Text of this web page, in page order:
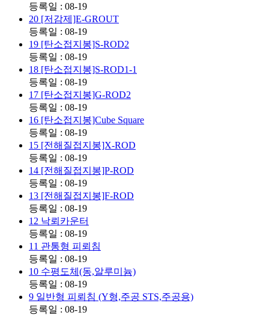
등록일 : 08-19
20 [저감제]E-GROUT
등록일 : 08-19
19 [탄소접지봉]S-ROD2
등록일 : 08-19
18 [탄소접지봉]S-ROD1-1
등록일 : 08-19
17 [탄소접지봉]G-ROD2
등록일 : 08-19
16 [탄소접지봉]Cube Square
등록일 : 08-19
15 [전해질접지봉]X-ROD
등록일 : 08-19
14 [전해질접지봉]P-ROD
등록일 : 08-19
13 [전해질접지봉]F-ROD
등록일 : 08-19
12 낙뢰카운터
등록일 : 08-19
11 관통형 피뢰침
등록일 : 08-19
10 수평도체(동,알루미늄)
등록일 : 08-19
9 일반형 피뢰침 (Y형,주공 STS,주공용)
등록일 : 08-19